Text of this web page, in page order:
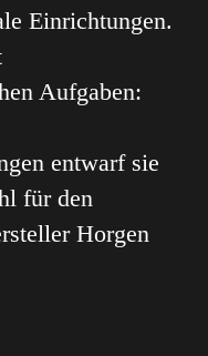
Einrichtungen.
Aufgaben:
entwarf sie
für den
Horgen